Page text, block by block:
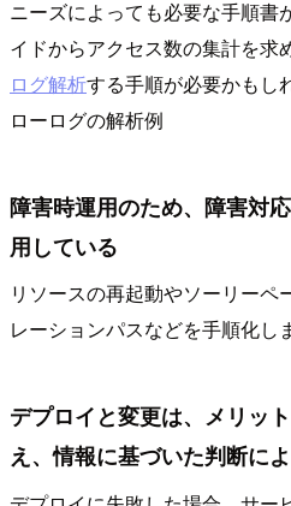
ニーズによっても必要な手順書
イドからアクセス数の集計を求
ログ解析する手順が必要かもし
ローログの解析例
障害時運用のため、障害対
用している
リソースの再起動やソーリーペ
レーションパスなどを手順化し
デプロイと変更は、メリッ
え、情報に基づいた判断に